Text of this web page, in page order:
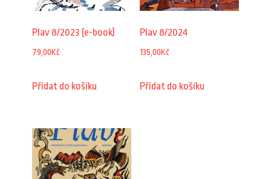
Plav 8/2023 (e-book)
79,00Kč
Přidat do košíku
Plav 8/2024
135,00Kč
Přidat do košíku